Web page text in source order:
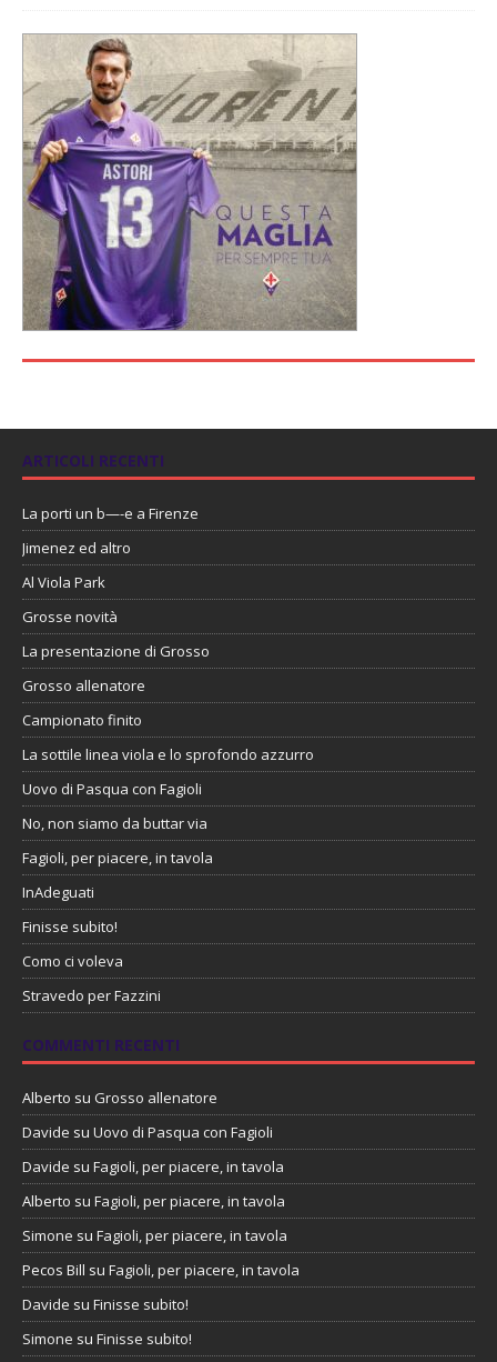
ARTICOLI RECENTI
La porti un b—-e a Firenze
Jimenez ed altro
Al Viola Park
Grosse novità
La presentazione di Grosso
Grosso allenatore
Campionato finito
La sottile linea viola e lo sprofondo azzurro
Uovo di Pasqua con Fagioli
No, non siamo da buttar via
Fagioli, per piacere, in tavola
InAdeguati
Finisse subito!
Como ci voleva
Stravedo per Fazzini
COMMENTI RECENTI
Alberto su Grosso allenatore
Davide su Uovo di Pasqua con Fagioli
Davide su Fagioli, per piacere, in tavola
Alberto su Fagioli, per piacere, in tavola
Simone su Fagioli, per piacere, in tavola
Pecos Bill su Fagioli, per piacere, in tavola
Davide su Finisse subito!
Simone su Finisse subito!